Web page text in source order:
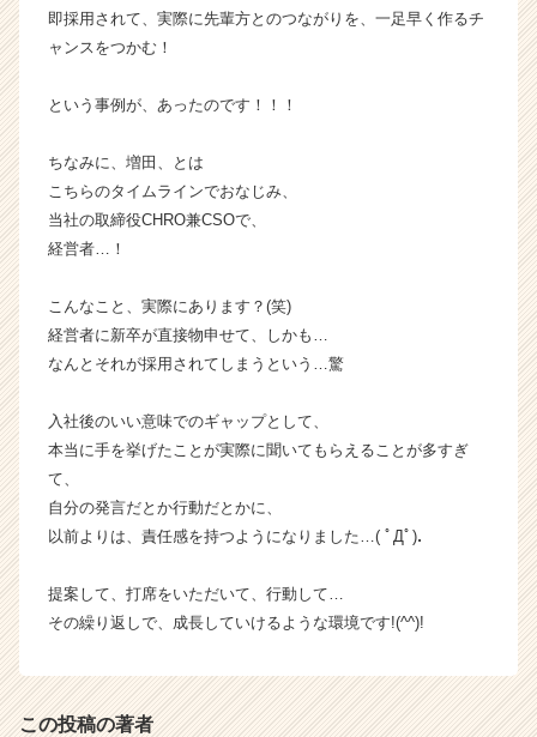
届
活
イ
チ
ア
リ
ア
（C
e
r
a
r
r）
即採用されて、実際に先輩方とのつながりを、一足早く作るチ
ャンスをつかむ！
という事例が、あったのです！！！
ちなみに、増田、とは
こちらのタイムラインでおなじみ、
当社の取締役CHRO兼CSOで、
経営者…！
こんなこと、実際にあります？(笑)
経営者に新卒が直接物申せて、しかも…
なんとそれが採用されてしまうという…驚
入社後のいい意味でのギャップとして、
本当に手を挙げたことが実際に聞いてもらえることが多すぎ
て、
自分の発言だとか行動だとかに、
以前よりは、責任感を持つようになりました…( ﾟДﾟ)．
提案して、打席をいただいて、行動して…
その繰り返しで、成長していけるような環境です!(^^)!
この投稿の著者